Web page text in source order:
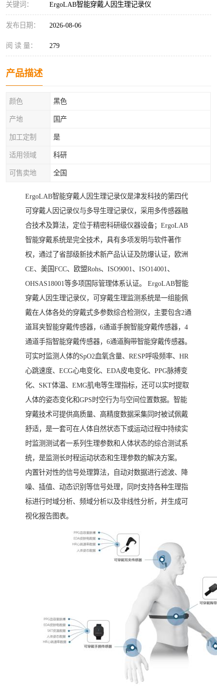
关键词： ErgoLAB智能穿戴人因生理记录仪
发布日期： 2026-08-06
阅 读 量： 279
产品描述
颜色 黑色
产地 国产
加工定制 是
适用领域 科研
可售卖地 全国
ErgoLAB智能穿戴人因生理记录仪是津发科技的第四代
可穿戴人因记录仪与多导生理记录仪，采用多传感器融
合技术及算法，定位于精密科研级仪器设备；ErgoLAB
智能穿戴系统是完全技术，具有多项发明与软件著作
权，通过了省部级新技术新产品认证及防爆认证，欧洲
CE、美国FCC、欧盟Rohs、ISO9001、ISO14001、
OHSAS18001等多项国际管理体系认证。 ErgoLAB智能
穿戴人因生理记录仪，可穿戴生理监测系统是一组能佩
戴在人体各处的穿戴式多参数综合检测仪，主要包含2通
道耳夹智能穿戴传感器，6通道手腕智能穿戴传感器，4
通道手指智能穿戴传感器，6通道胸带智能穿戴传感器。
可实时监测人体的SpO2血氧含量、RESP呼吸频率、HR
心跳速度、ECG心电变化、EDA皮电变化、PPG脉搏变
化、SKT体温、EMG肌电等生理指标，还可以实时提取
人体的姿态变化和GPS时空行为与空间位置数据。智能
穿戴技术可提供高质量、高精度数据采集同时被试佩戴
舒适，是一套可在人体自然状态下或运动过程中持续实
时监测测试者一系列生理参数和人体状态的综合测试系
统，是监测长时程运动状态和生理参数的解决方案。
内置针对性的信号处理算法，自动对数据进行滤波、降
噪、插值、动态识别等信号处理，同时支持各种生理指
标进行时域分析、频域分析以及非线性分析，并生成可
视化报告图表。